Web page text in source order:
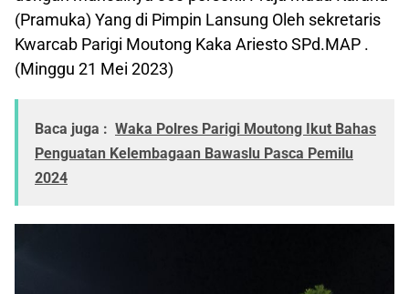
(Pramuka) Yang di Pimpin Lansung Oleh sekretaris
Kwarcab Parigi Moutong Kaka Ariesto SPd.MAP .
(Minggu 21 Mei 2023)
Baca juga : Waka Polres Parigi Moutong Ikut Bahas
Penguatan Kelembagaan Bawaslu Pasca Pemilu
2024